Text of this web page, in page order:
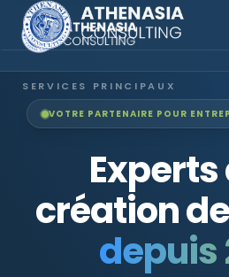
SERVICES PRINCIPAUX
Constitution de société
Secrétariat
Comptabilité & audit
VOTRE PARTENAIRE POUR
Experts
création
depuis